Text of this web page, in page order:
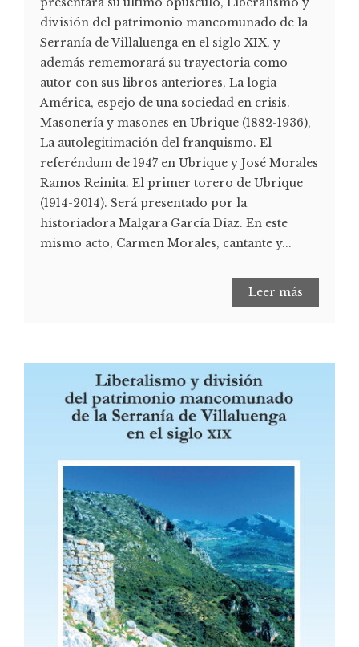
división del patrimonio mancomunado de la
Serranía de Villaluenga en el siglo XIX, y
además rememorará su trayectoria como
autor con sus libros anteriores, La logia
América, espejo de una sociedad en crisis.
Masonería y masones en Ubrique (1882-1936),
La autolegitimación del franquismo. El
referéndum de 1947 en Ubrique y José Morales
Ramos Reinita. El primer torero de Ubrique
(1914-2014). Será presentado por la
historiadora Malgara García Díaz. En este
mismo acto, Carmen Morales, cantante y...
Leer más